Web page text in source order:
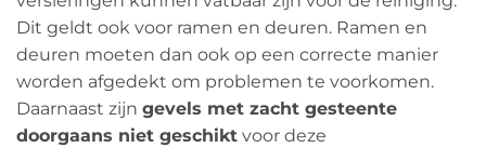
Dit geldt ook voor ramen en deuren. Ramen en
deuren moeten dan ook op een correcte manier
worden afgedekt om problemen te voorkomen.
Daarnaast zijn gevels met zacht gesteente
doorgaans niet geschikt voor deze